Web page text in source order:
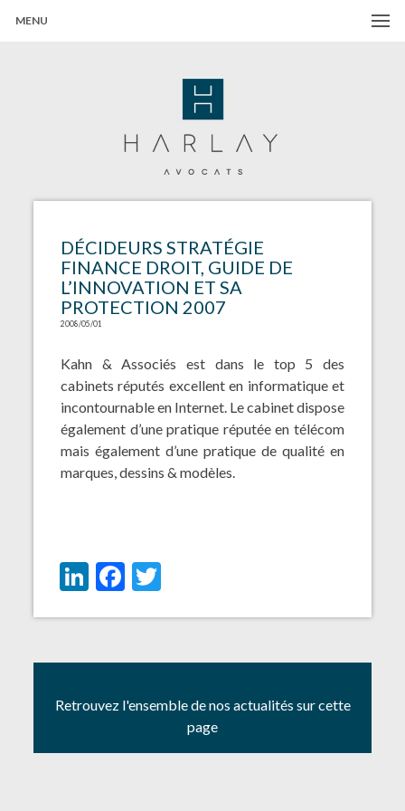
MENU
DÉCIDEURS STRATÉGIE
FINANCE DROIT, GUIDE DE
L’INNOVATION ET SA
PROTECTION 2007
2008/05/01
Kahn & Associés est dans le top 5 des
cabinets réputés excellent en informatique et
incontournable en Internet. Le cabinet dispose
également d’une pratique réputée en télécom
mais également d’une pratique de qualité en
marques, dessins & modèles.
LinkedIn
Facebook
Twitter
Retrouvez l'ensemble de nos actualités sur cette
page